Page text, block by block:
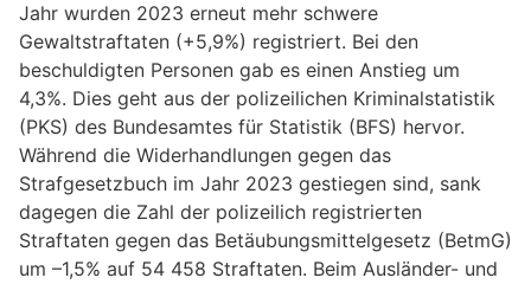
Jahr wurden 2023 erneut mehr schwere
Gewaltstraftaten (+5,9%) registriert. Bei den
beschuldigten Personen gab es einen Anstieg um
4,3%. Dies geht aus der polizeilichen Kriminalstatistik
(PKS) des Bundesamtes für Statistik (BFS) hervor.
Während die Widerhandlungen gegen das
Strafgesetzbuch im Jahr 2023 gestiegen sind, sank
dagegen die Zahl der polizeilich registrierten
Straftaten gegen das Betäubungsmittelgesetz (BetmG)
um –1,5% auf 54 458 Straftaten. Beim Ausländer- und